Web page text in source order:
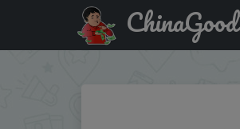
Акція на Korea 10-200pcs 30G